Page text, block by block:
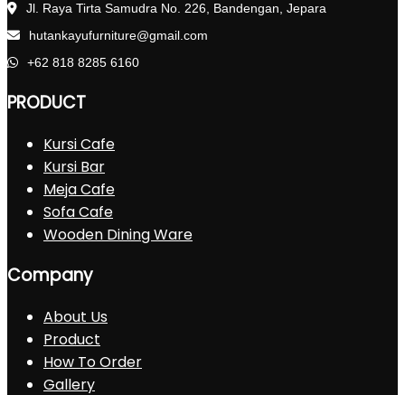
Jl. Raya Tirta Samudra No. 226, Bandengan, Jepara
hutankayufurniture@gmail.com
+62 818 8285 6160
PRODUCT
Kursi Cafe
Kursi Bar
Meja Cafe
Sofa Cafe
Wooden Dining Ware
Company
About Us
Product
How To Order
Gallery